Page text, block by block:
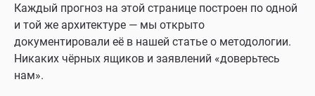
Каждый прогноз на этой странице построен по одной
и той же архитектуре — мы открыто
документировали её в нашей статье о методологии.
Никаких чёрных ящиков и заявлений «доверьтесь
нам».